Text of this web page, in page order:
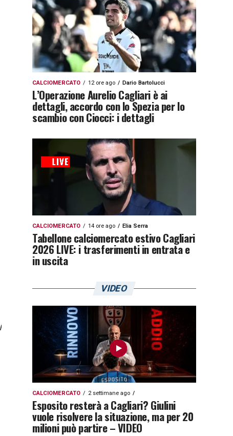
CALCIOMERCATO 12 ore ago Dario Bartolucci
L’Operazione Aurelio Cagliari è ai
dettagli, accordo con lo Spezia per lo
scambio con Ciocci: i dettagli
CALCIOMERCATO 14 ore ago Elia Serra
Tabellone calciomercato estivo Cagliari
2026 LIVE: i trasferimenti in entrata e
in uscita
VIDEO
CALCIOMERCATO 2 settimane ago
Esposito resterà a Cagliari? Giulini
vuole risolvere la situazione, ma per 20
milioni può partire – VIDEO